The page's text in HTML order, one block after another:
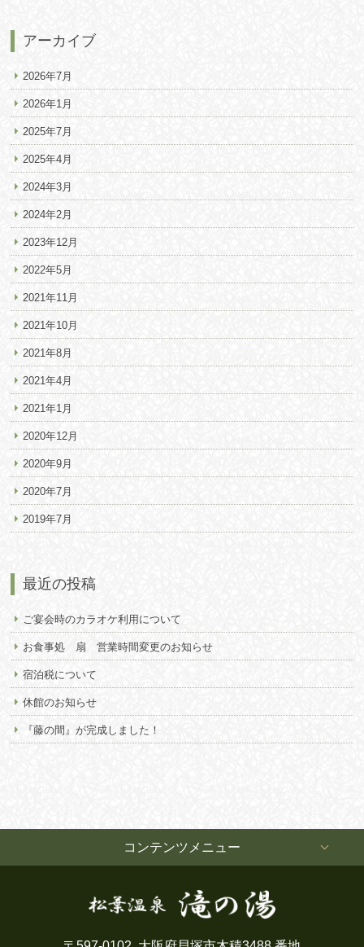
アーカイブ
2026年7月
2026年1月
2025年7月
2025年4月
2024年3月
2024年2月
2023年12月
2022年5月
2021年11月
2021年10月
2021年8月
2021年4月
2021年1月
2020年12月
2020年9月
2020年7月
2019年7月
最近の投稿
ご宴会時のカラオケ利用について
お食事処 扇 営業時間変更のお知らせ
宿泊税について
休館のお知らせ
『藤の間』が完成しました！
コンテンツメニュー